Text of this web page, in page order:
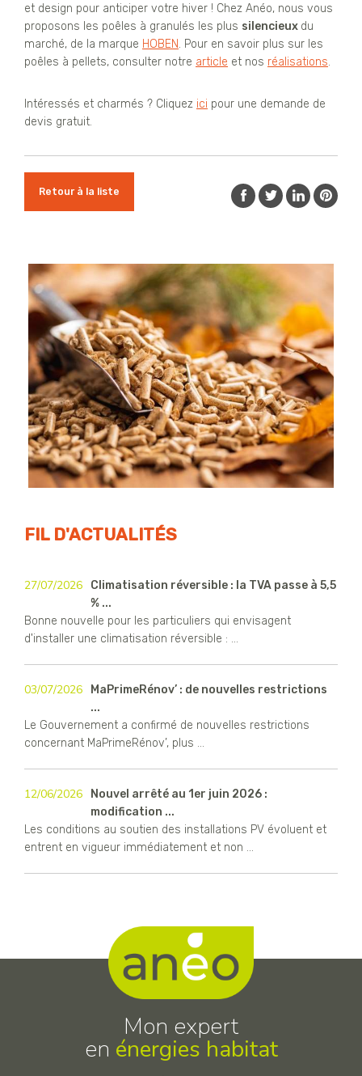
et design pour anticiper votre hiver ! Chez Anéo, nous vous
proposons les poêles à granulés les plus silencieux du
marché, de la marque HOBEN. Pour en savoir plus sur les
poêles à pellets, consulter notre article et nos réalisations.
Intéressés et charmés ? Cliquez ici pour une demande de
devis gratuit.
Retour à la liste
FIL D'ACTUALITÉS
27/07/2026
Climatisation réversible : la TVA passe à 5,5
% ...
Bonne nouvelle pour les particuliers qui envisagent
d'installer une climatisation réversible : ...
03/07/2026
MaPrimeRénov’ : de nouvelles restrictions
...
Le Gouvernement a confirmé de nouvelles restrictions
concernant MaPrimeRénov’, plus ...
12/06/2026
Nouvel arrêté au 1er juin 2026 :
modification ...
Les conditions au soutien des installations PV évoluent et
entrent en vigueur immédiatement et non ...
Mon expert
en énergies habitat